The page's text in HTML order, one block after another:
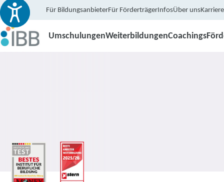
Für BildungsanbieterFür FörderträgerInfosÜber unsKarriere
UmschulungenWeiterbildungenCoachings